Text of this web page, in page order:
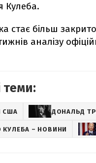
Кулеба.
стає більш
аналізу
теми:
США ДОНАЛЬД
– НОВИНИ